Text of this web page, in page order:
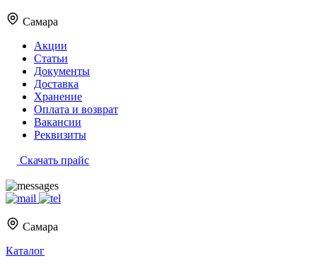
Самара
Акции
Статьи
Документы
Доставка
Хранение
Оплата и возврат
Вакансии
Реквизиты
Скачать прайс
Самара
Каталог